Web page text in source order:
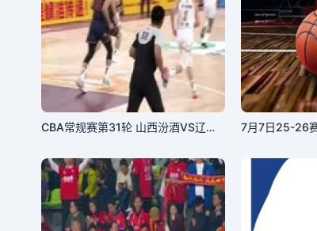
CBA常规赛第31轮 山西汾酒VS辽宁本钢 20240117(原声)